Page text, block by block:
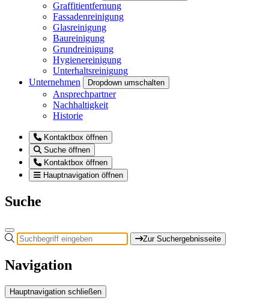
Graffitientfernung
Fassadenreinigung
Glasreinigung
Baureinigung
Grundreinigung
Hygienereinigung
Unterhaltsreinigung
Unternehmen
Dropdown umschalten
Ansprechpartner
Nachhaltigkeit
Historie
Kontaktbox öffnen
Suche öffnen
Kontaktbox öffnen
Hauptnavigation öffnen
Suche
Zur Suchergebnisseite
Navigation
Hauptnavigation schließen